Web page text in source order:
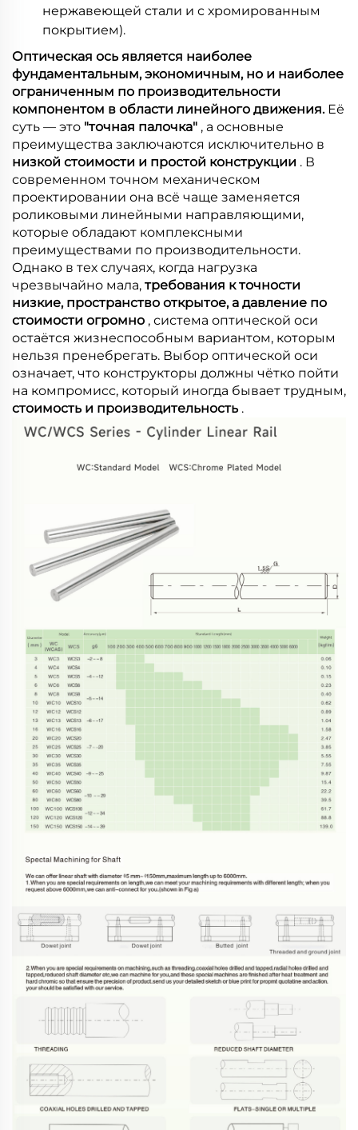
нержавеющей стали и с хромированным
покрытием).
Оптическая ось является наиболее
фундаментальным, экономичным, но и наиболее
ограниченным по производительности
компонентом в области линейного движения. Её
суть — это "точная палочка" , а основные
преимущества заключаются исключительно в
низкой стоимости и простой конструкции . В
современном точном механическом
проектировании она всё чаще заменяется
роликовыми линейными направляющими,
которые обладают комплексными
преимуществами по производительности.
Однако в тех случаях, когда нагрузка
чрезвычайно мала, требования к точности
низкие, пространство открытое, а давление по
стоимости огромно , система оптической оси
остаётся жизнеспособным вариантом, которым
нельзя пренебрегать. Выбор оптической оси
означает, что конструкторы должны чётко пойти
на компромисс, который иногда бывает трудным,
стоимость и производительность .